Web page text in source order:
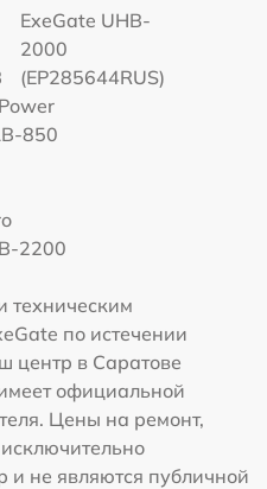
ExeGate UHB-
2000
(EP285644RUS)
850
2200
техническим
по истечении
центр в Саратове
официальной
Цены на ремонт,
и не являются публичной